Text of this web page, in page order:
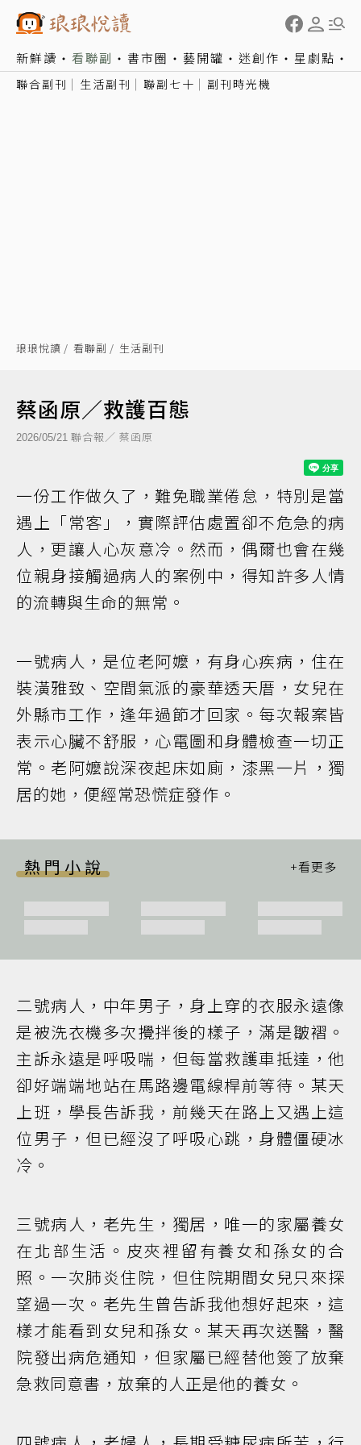
新鮮讀 看聯副 書市圈 藝開罐 迷創作 星劇點
聯合副刊 生活副刊 聯副七十 副刊時光機
琅琅悅讀 看聯副 生活副刊
蔡函原／救護百態
2026/05/21 聯合報／ 蔡函原
一份工作做久了，難免職業倦怠，特別是當
遇上「常客」，實際評估處置卻不危急的病
人，更讓人心灰意冷。然而，偶爾也會在幾
位親身接觸過病人的案例中，得知許多人情
的流轉與生命的無常。
一號病人，是位老阿嬤，有身心疾病，住在
裝潢雅致、空間氣派的豪華透天厝，女兒在
外縣市工作，逢年過節才回家。每次報案皆
表示心臟不舒服，心電圖和身體檢查一切正
常。老阿嬤說深夜起床如廁，漆黑一片，獨
居的她，便經常恐慌症發作。
熱門小說
二號病人，中年男子，身上穿的衣服永遠像
是被洗衣機多次攪拌後的樣子，滿是皺褶。
主訴永遠是呼吸喘，但每當救護車抵達，他
卻好端端地站在馬路邊電線桿前等待。某天
上班，學長告訴我，前幾天在路上又遇上這
位男子，但已經沒了呼吸心跳，身體僵硬冰
冷。
三號病人，老先生，獨居，唯一的家屬養女
在北部生活。皮夾裡留有養女和孫女的合
照。一次肺炎住院，但住院期間女兒只來探
望過一次。老先生曾告訴我他想好起來，這
樣才能看到女兒和孫女。某天再次送醫，醫
院發出病危通知，但家屬已經替他簽了放棄
急救同意書，放棄的人正是他的養女。